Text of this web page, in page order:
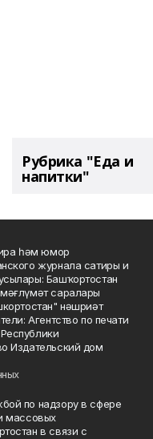
Рубрика "Еда и
напитки"
һәм юмор
журнала сатиры и
Башҡортостан
саралары
нәшриәт
Агентство по печати
Издательский дом
по надзору в сфере
массовых
в связи с